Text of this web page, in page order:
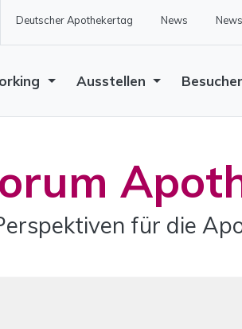
Deutscher Apothekertag News
Ausstellen
für die